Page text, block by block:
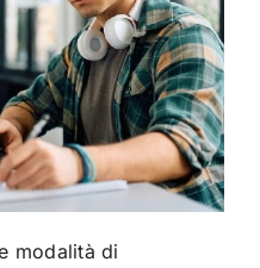
modalità di